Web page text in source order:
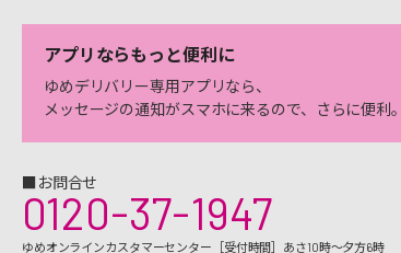
アプリならもっと便利に
ゆめデリバリー専用アプリなら、
メッセージの通知がスマホに来るので、さらに便利。
■お問合せ
0120-37-1947
ゆめオンラインカスタマーセンター［受付時間］あさ10時～夕方6時